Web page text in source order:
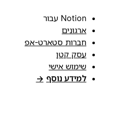
Notion עבור
ארגונים
חברות סטארט-אפ
עסק קטן
שימוש אישי
למידע נוסף →